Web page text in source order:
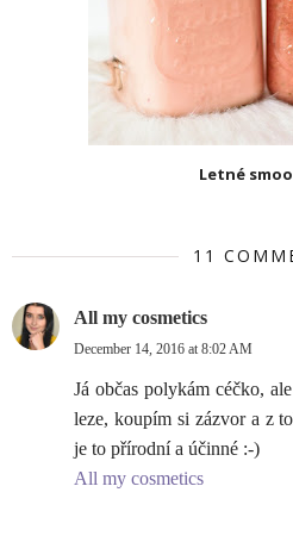
Letné
11
All my cosmetics
December 14, 2016 at 8:02 AM
Já občas polykám céčko,
leze, koupím si zázvor a z
je to přírodní a účinné :-)
All my cosmetics